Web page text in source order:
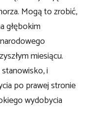
Mogą to zrobić,
głębokim
miesiącu.
i
po prawej stronie
wydobycia